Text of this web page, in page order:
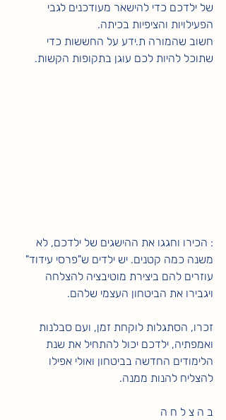
של ילדכם כדי להישאר מעודכנים לגבי
הפעילויות והציפיות בכיתה.
חשוב שהמורה ת.ידע על החששות כדי
שתוכל להיות לכם עוגן בתקופות הקשות.
: הכירו וחגגו את ההישגים של ילדכם, לא
משנה כמה קטנים. יש ילדים ש"פרסי עידוד"
עוזרים להם ביצירת מוטיבציה להצלחה
ויגבירו את הביטחון העצמי שלהם.
זכרו, הסתגלות לוקחת זמן, ועם סבלנות
ואמפתיה, ילדכם יכול להתחיל את שנת
הלימודים החדשה בביטחון ואולי אפילו
להצליח להנות ממנה.
ב ה צ ל ח ה